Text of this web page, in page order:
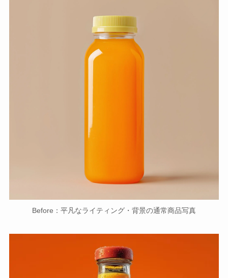
Before：平凡なライティング・背景の通常商品写真